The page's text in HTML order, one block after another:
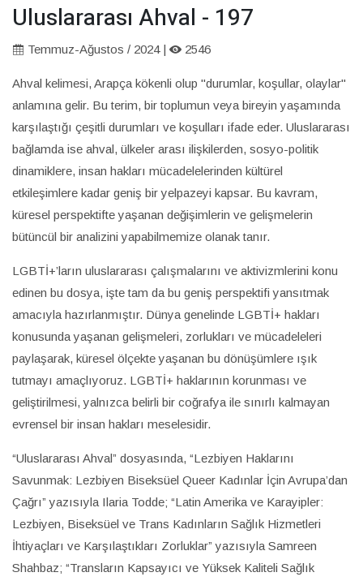
Uluslararası Ahval - 197
Temmuz-Ağustos / 2024 | 2546
Ahval kelimesi, Arapça kökenli olup "durumlar, koşullar, olaylar"
anlamına gelir. Bu terim, bir toplumun veya bireyin yaşamında
karşılaştığı çeşitli durumları ve koşulları ifade eder. Uluslararası
bağlamda ise ahval, ülkeler arası ilişkilerden, sosyo-politik
dinamiklere, insan hakları mücadelelerinden kültürel
etkileşimlere kadar geniş bir yelpazeyi kapsar. Bu kavram,
küresel perspektifte yaşanan değişimlerin ve gelişmelerin
bütüncül bir analizini yapabilmemize olanak tanır.
LGBTİ+’ların uluslararası çalışmalarını ve aktivizmlerini konu
edinen bu dosya, işte tam da bu geniş perspektifi yansıtmak
amacıyla hazırlanmıştır. Dünya genelinde LGBTİ+ hakları
konusunda yaşanan gelişmeleri, zorlukları ve mücadeleleri
paylaşarak, küresel ölçekte yaşanan bu dönüşümlere ışık
tutmayı amaçlıyoruz. LGBTİ+ haklarının korunması ve
geliştirilmesi, yalnızca belirli bir coğrafya ile sınırlı kalmayan
evrensel bir insan hakları meselesidir.
“Uluslararası Ahval” dosyasında, “Lezbiyen Haklarını
Savunmak: Lezbiyen Biseksüel Queer Kadınlar İçin Avrupa’dan
Çağrı” yazısıyla Ilaria Todde; “Latin Amerika ve Karayipler:
Lezbiyen, Biseksüel ve Trans Kadınların Sağlık Hizmetleri
İhtiyaçları ve Karşılaştıkları Zorluklar” yazısıyla Samreen
Shahbaz; “Transların Kapsayıcı ve Yüksek Kaliteli Sağlık